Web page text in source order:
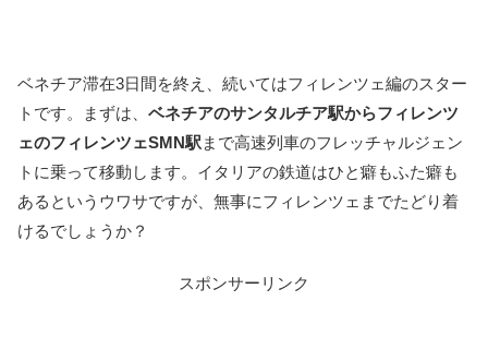
ベネチア滞在3日間を終え、続いてはフィレンツェ編のスター
トです。まずは、 ベネチアのサンタルチア駅からフィレンツ
ェのフィレンツェSMN駅 まで高速列車のフレッチャルジェン
トに乗って移動します。イタリアの鉄道はひと癖もふた癖も
あるというウワサですが、無事にフィレンツェまでたどり着
けるでしょうか？
スポンサーリンク